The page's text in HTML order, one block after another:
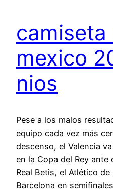
camiseta
mexico
nios
Pese a los malos
equipo cada vez más
descenso, el Valencia
en la Copa del Rey ante
Real Betis, el Atlético
Barcelona en